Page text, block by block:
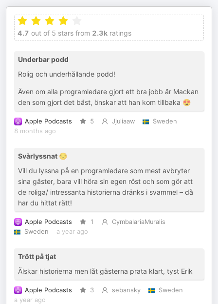
4.7 out of 5 stars from 2.3k ratings
Underbar podd
Rolig och underhållande podd!
Även om alla programledare gjort ett bra jobb är Mackan
den som gjort det bäst, önskar att han kom tillbaka 😍
Apple Podcasts 5 Jjuliaaw
Sweden
8 months ago
Svårlyssnat 😒
Vill du lyssna på en programledare som mest avbryter
sina gäster, bara vill höra sin egen röst och som gör att
de roliga/ intressanta historierna dränks i svammel – då
har du hittat rätt!
Apple Podcasts 1
CymbalariaMuralis
Sweden
a year ago
Trött på tjat
Älskar historierna men låt gästerna prata klart, tyst Erik
Apple Podcasts 3 sebansky
Sweden
a year ago